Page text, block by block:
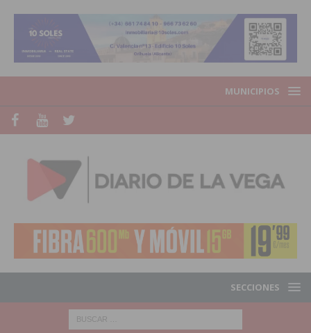
MUNICIPIOS
SECCIONES